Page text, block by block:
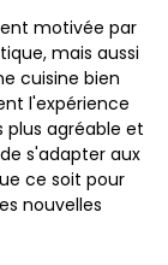
motivée par
mais aussi
cuisine bien
l'expérience
plus agréable et
s'adapter aux
ce soit pour
nouvelles